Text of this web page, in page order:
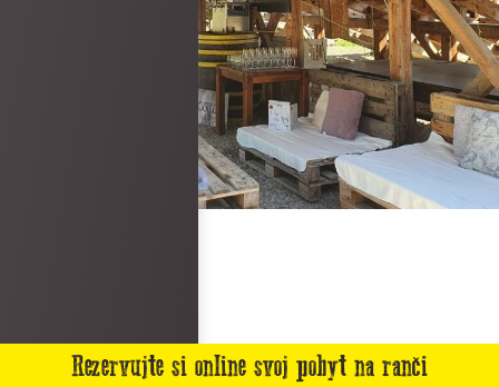
Rezervujte si online svoj pobyt na ranči